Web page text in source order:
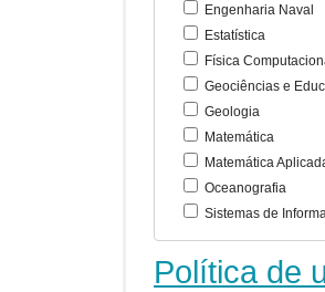
Engenharia Naval
Estatística
Física
Geociências e
Geologia
Matemática
Matemática
Oceanografia
Sistemas de
Política de